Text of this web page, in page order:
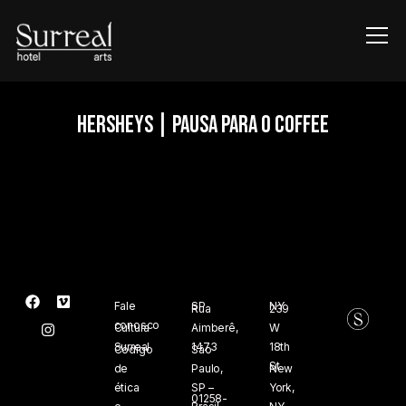
Info
HERSHEYS | PAUSA PARA O COFFEE
Fale
conosco
Cultura
Surreal
Código
de
ética
SP
Rua
Aimberê,
1473
São
Paulo,
SP –
01258-
NY
239
W
18th
St.
New
York,